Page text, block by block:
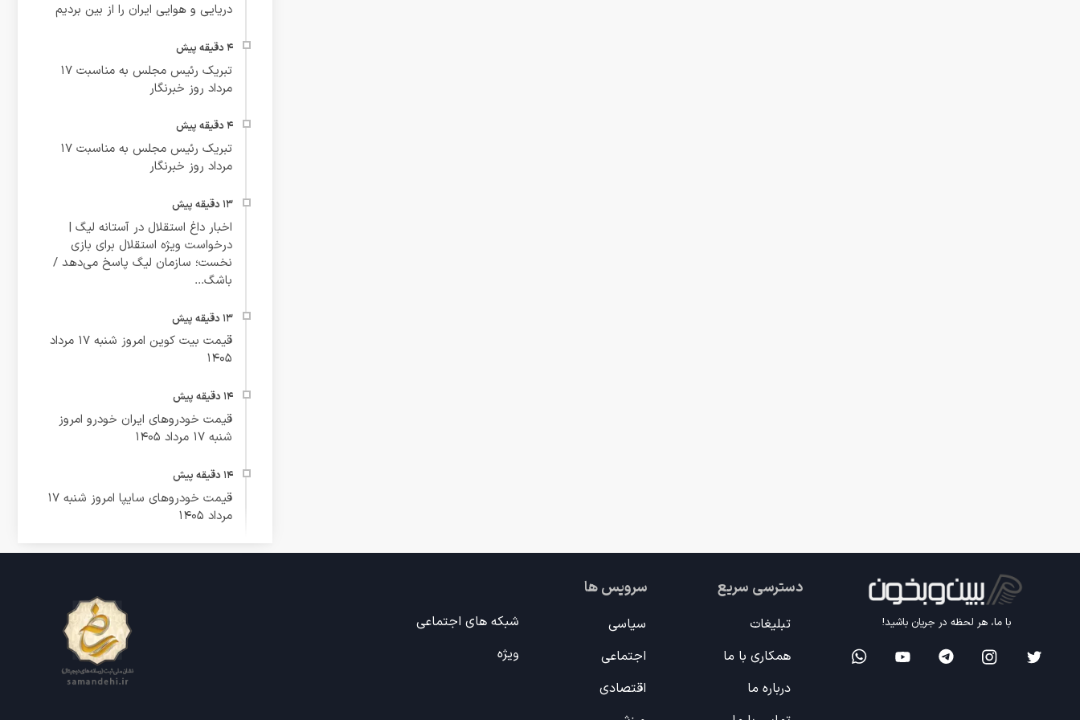
دریایی و هوایی ایران را از بین بردیم
تبریک رئیس مجلس به مناسبت ۱۷
مرداد روز خبرنگار
تبریک رئیس مجلس به مناسبت ۱۷
مرداد روز خبرنگار
اخبار داغ استقلال در آستانه لیگ |
درخواست ویژه استقلال برای بازی
نخست؛ سازمان لیگ پاسخ می‌دهد /
باشگ...
قیمت بیت کوین امروز شنبه ۱۷ مرداد
۱۴۰۵
قیمت خودرو‌های ایران خودرو امروز
شنبه ۱۷ مرداد ۱۴۰۵
قیمت خودرو‌های سایپا امروز شنبه ۱۷
مرداد ۱۴۰۵
با ما، هر لحظه در جریان باشید!
دسترسی سریع
تبلیغات
همکاری با ما
درباره ما
سرویس ها
سیاسی
اجتماعی
اقتصادی
شبکه های اجتماعی
ویژه